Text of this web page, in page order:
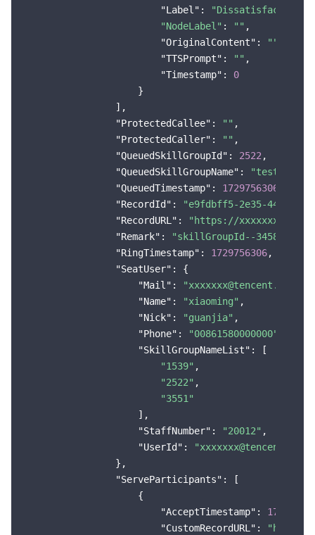
"Label" :
"Dissatisfaction"
"NodeLabel" : "" ,
"OriginalContent" : ""
"TTSPrompt" : "" ,
"Timestamp" : 0
                    }
                ],
"ProtectedCallee" : "" ,
"ProtectedCaller" : "" ,
"QueuedSkillGroupId" : 2522 ,
"QueuedSkillGroupName" : "test-tel"
"QueuedTimestamp" : 1729756306
"RecordId" :
"e9fdbff5-2e35-4480-
"RecordURL" : "https://xxxxxxx.mp3"
"Remark" : "skillGroupId--34588"
"RingTimestamp" : 1729756306,
"SeatUser" : {
"Mail" : "xxxxxxx@tencent.com"
"Name" : "xiaoming" ,
"Nick" : "guanjia" ,
"Phone" : "00861580000000"
"SkillGroupNameList" : [
"1539" ,
"2522" ,
"3551"
                    ],
"StaffNumber" : "20012" ,
"UserId" :
"xxxxxxx@tencent.com"
                },
"ServeParticipants" : [
                    {
"AcceptTimestamp" :
"CustomRecordURL" :
"https://